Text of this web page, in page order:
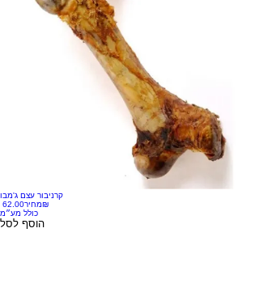
קרניבור עצם ג'מבו
מחיר‏62.00 ‏₪
כולל מע״מ
הוסף לסל